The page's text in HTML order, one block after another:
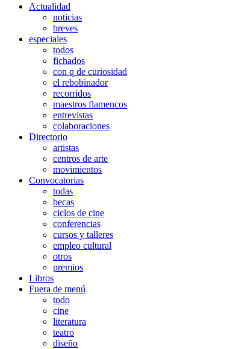
Actualidad
noticias
breves
especiales
todos
fichados
con q de curiosidad
el rebobinador
recorridos
maestros flamencos
entrevistas
colaboraciones
Directorio
artistas
centros de arte
movimientos
Convocatorias
todas
becas
ciclos de cine
conferencias
cursos y talleres
empleo cultural
otros
premios
Libros
Fuera de menú
todo
cine
literatura
teatro
diseño